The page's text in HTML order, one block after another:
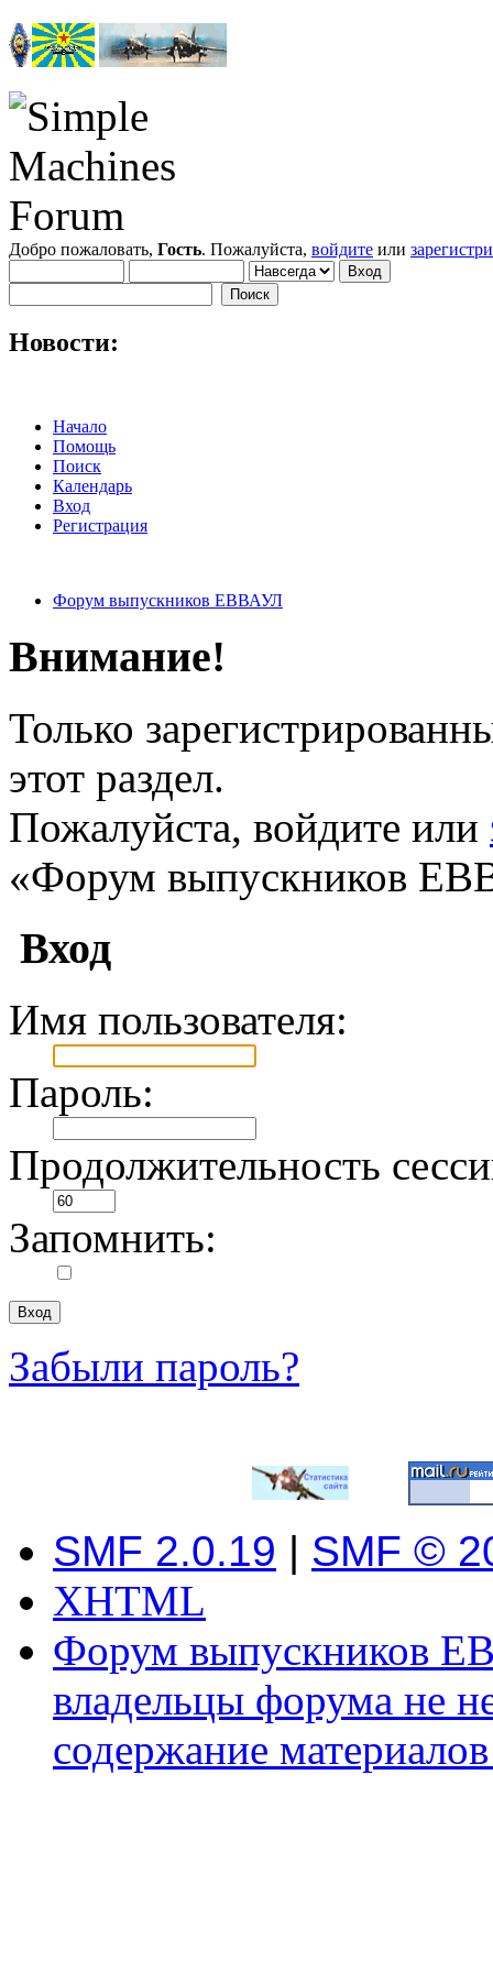
Добро пожаловать, Гость. Пожалуйста, войдите или
Новости:
Начало
Помощь
Поиск
Календарь
Вход
Регистрация
Форум выпускников ЕВВАУЛ
Внимание!
Только
этот раздел.
Пожалуйста, войдите или
«Форум выпускников
Вход
Имя пользователя:
Пароль:
Продолжительность
Запомнить:
Забыли пароль?
SMF 2.0.19 | SMF ©
XHTML
Форум выпускников
владельцы форума не
содержание